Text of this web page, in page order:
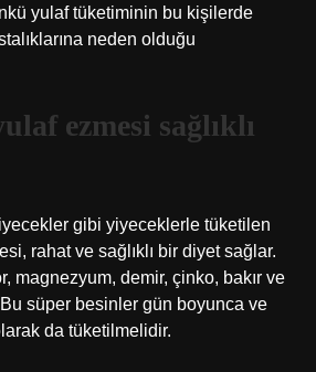
yulaf tüketiminin bu kişilerde
neden olduğu
ezmesi sağlıklı
gibi yiyeceklerle tüketilen
rahat ve sağlıklı bir diyet sağlar.
magnezyum, demir, çinko, bakır ve
süper besinler gün boyunca ve
da tüketilmelidir.